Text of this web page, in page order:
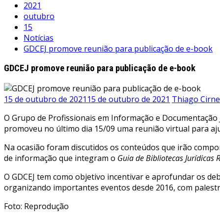
2021
outubro
15
Notícias
GDCEJ promove reunião para publicação de e-book
GDCEJ promove reunião para publicação de e-book
15 de outubro de 2021 15 de outubro de 2021 Thiago Cirne
O Grupo de Profissionais em Informação e Documentação
promoveu no último dia 15/09 uma reunião virtual para
Na ocasião foram discutidos os conteúdos que irão
de informação que integram o Guia de Bibliotecas Jurídicas
O GDCEJ tem como objetivo incentivar e aprofundar os
organizando importantes eventos desde 2016, com
Foto: Reprodução